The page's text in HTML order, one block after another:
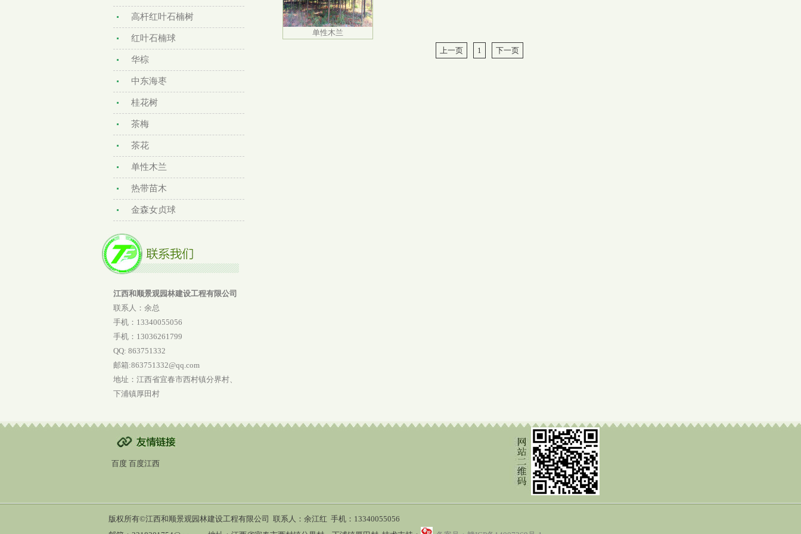
高杆红叶石楠树
红叶石楠球
华棕
中东海枣
桂花树
茶梅
茶花
单性木兰
热带苗木
金森女贞球
江西和顺景观园林建设工程有限公司
联系人：余总
手机： 13340055056
手机： 13036261799
QQ: 863751332
邮箱:863751332@qq.com
地址：江西省宜春市西村镇分界村、
下浦镇厚田村
单性木兰
上一页
1 下一页
百度 百度江西
版权所有©江西和顺景观园林建设工程有限公司 联系人：余江红 手机：13340055056